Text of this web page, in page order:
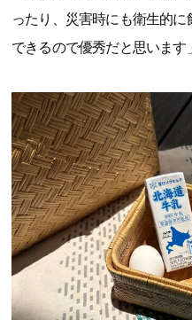
ったり、災害時にも衛生的
できるので優秀だと思います